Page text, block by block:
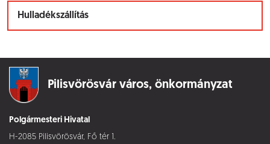
Hulladékszállítás
Pilisvörösvár város, önkormányzat
Polgármesteri Hivatal
H-2085 Pilisvörösvár, Fő tér 1.